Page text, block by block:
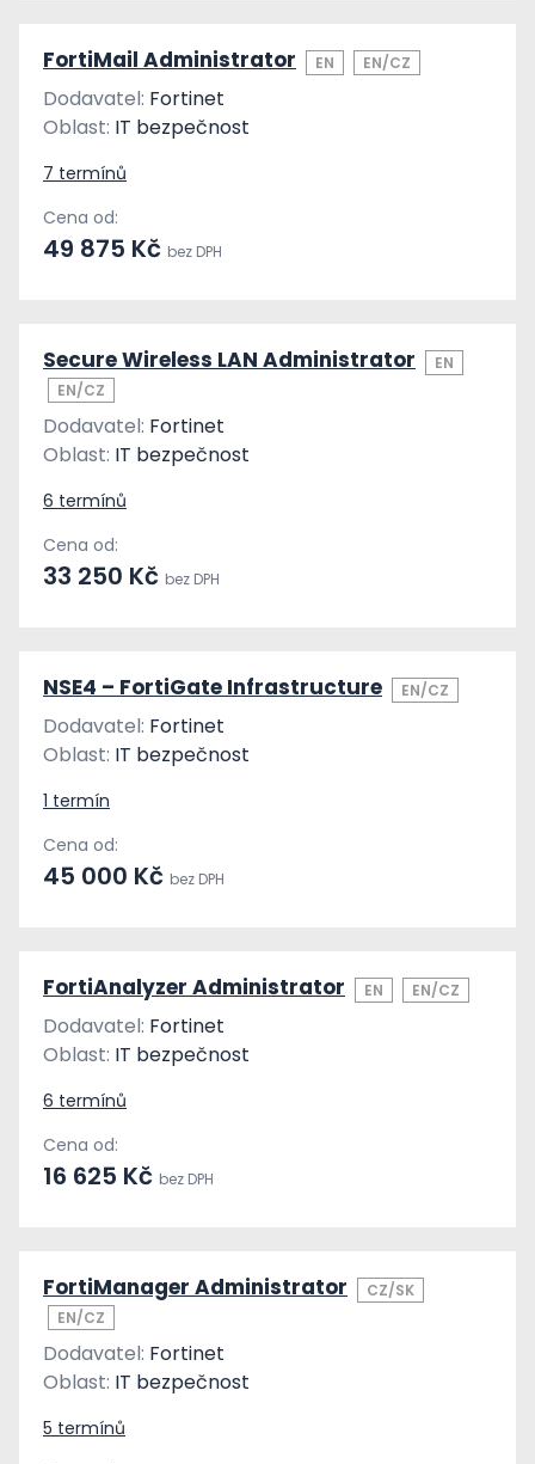
FortiMail Administrator EN EN/CZ
Dodavatel: Fortinet
Oblast: IT bezpečnost
7 termínů
Cena od:
49 875 Kč bez DPH
Secure Wireless LAN Administrator
EN
EN/CZ
Dodavatel: Fortinet
Oblast: IT bezpečnost
6 termínů
Cena od:
33 250 Kč bez DPH
NSE4 – FortiGate Infrastructure EN/CZ
Dodavatel: Fortinet
Oblast: IT bezpečnost
1 termín
Cena od:
45 000 Kč bez DPH
FortiAnalyzer Administrator EN EN/CZ
Dodavatel: Fortinet
Oblast: IT bezpečnost
6 termínů
Cena od:
16 625 Kč bez DPH
FortiManager Administrator
CZ/SK
EN/CZ
Dodavatel: Fortinet
Oblast: IT bezpečnost
5 termínů